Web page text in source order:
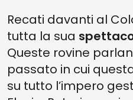
Recati davanti al
tutta la sua
Queste rovine
passato in cui
su tutto l’impero